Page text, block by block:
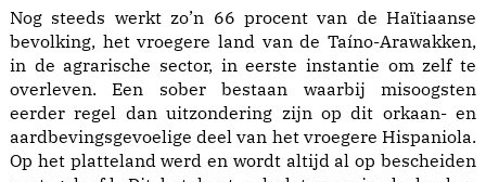
Nog steeds werkt zo’n 66 procent van de Haïtiaanse
bevolking, het vroegere land van de Taíno-Arawakken,
in de agrarische sector, in eerste instantie om zelf te
overleven. Een sober bestaan waarbij misoogsten
eerder regel dan uitzondering zijn op dit orkaan- en
aardbevingsgevoelige deel van het vroegere Hispaniola.
Op het platteland werd en wordt altijd al op bescheiden